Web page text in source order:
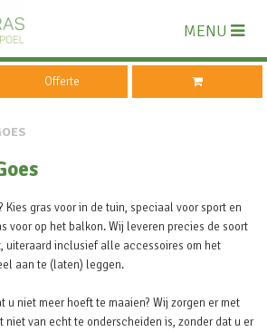
MENU
Offerte
Kies gras voor in de tuin, speciaal voor sport en
voor op het balkon. Wij leveren precies de soort
uiteraard inclusief alle accessoires om het
aan te (laten) leggen.
u niet meer hoeft te maaien? Wij zorgen er met
niet van echt te onderscheiden is, zonder dat u er